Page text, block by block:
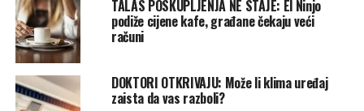
TALAS POSKUPLJENJA NE STAJE: El Ninjo
podiže cijene kafe, građane čekaju veći
računi
DOKTORI OTKRIVAJU: Može li klima uređaj
zaista da vas razboli?